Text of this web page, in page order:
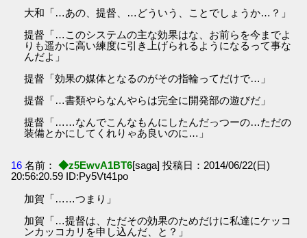
大和「…あの、提督、…どういう、ことでしょうか…？」
提督「…このシステムの主な効果はな、お前らを今までよ
りも遥かに高い練度に引き上げられるようになるって事な
んだよ」
提督「効果の媒体となるのがその指輪ってだけで…」
提督「…書類やらなんやらは完全に開発部の遊びだ」
提督「……なんでこんなもんにしたんだっつーの…ただの
装備とかにしてくれりゃあ良いのに…」
16 名前： ◆z5EwvA1BT6[saga] 投稿日：2014/06/22(日)
20:56:20.59 ID:Py5Vt41po
加賀「……つまり」
加賀「…提督は、ただその効果のためだけに私達にケッコ
ンカッコカリを申し込んだ、と？」